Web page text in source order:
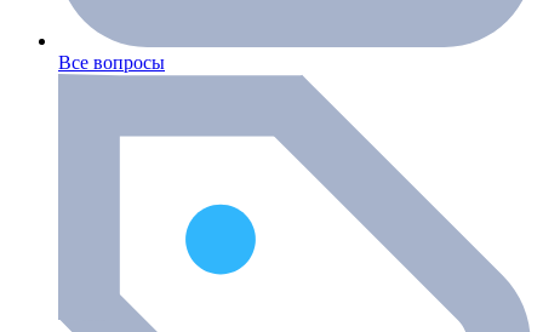
Все вопросы